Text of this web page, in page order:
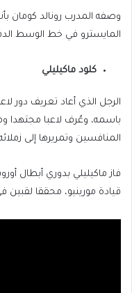
وصفه المدرب رونالد كومان
المايسترو في خط الوسط
كلود ماكيليلي
الرجل الذي أعاد تعريف دور
باسمه، وعُرف لاعبا مجتهدا
المنافسين وتمريرها إلى
فاز ماكيليلي بدوري أبطال
قيادة مورينيو، محققا لقبين